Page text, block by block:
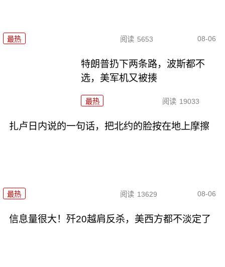
最热 阅读 5653 08-06
特朗普扔下两条路，波斯都不
选，美军机又被揍
最热 阅读 19033
扎卢日内说的一句话，把北约的脸按在地上摩擦
最热 阅读 13629 08-06
信息量很大！歼20越肩反杀，美西方都不淡定了